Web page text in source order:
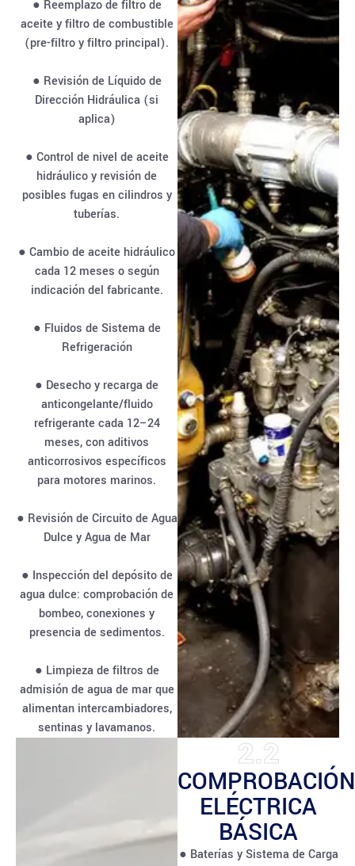
● Reemplazo de filtro de
aceite y filtro de combustible
(pre-filtro y filtro principal).
● Revisión de Líquido de
Dirección Hidráulica (si
aplica)
● Control de nivel de aceite
hidráulico y revisión de
posibles fugas en cilindros y
tuberías.
● Cambio de aceite hidráulico
cada 12 meses o según
indicación del fabricante.
● Fluidos de Sistema de
Refrigeración
● Desecho y recarga de
anticongelante/fluido
refrigerante cada 12–24
meses, con aditivos
anticorrosivos específicos
para motores marinos.
● Revisión de Circuito de Agua
Dulce y Agua de Mar
● Inspección del depósito de
agua dulce: comprobación de
bombeo, conexiones y
presencia de sedimentos.
● Limpieza de filtros de
admisión de agua de mar que
alimentan intercambiadores,
sentinas y lavamanos.
2.2
COMPROBACIÓN
ELÉCTRICA
BÁSICA
● Baterías y Sistema de Carga